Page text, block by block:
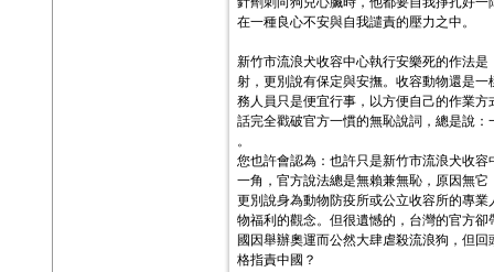
在一種良心不安與自我譴責的壓力之中。
新竹市流浪犬收容中心執行安樂死的作法
射，更別說有保定與安撫。收容動物還是
務人員只是便宜行事，以方便自己的作業
話完全戳破官方一慣的無恥說詞，總是說
。
您也許會認為：也許只是新竹市流浪犬收
一角，官方說法總是無賴兼無恥，原因無
更別說身為動物防疫所或公立收容所的專
物福利的觀念。但很遺憾的，台灣的官方
國因舉辦奧運而公然大肆虐殺流浪狗，但
格指責中國？